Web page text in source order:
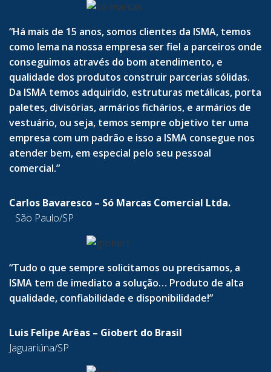
“Há mais de 15 anos, somos clientes da ISMA, temos
como lema na nossa empresa ser fiel a parceiros onde
conseguimos através do bom atendimento, e
qualidade dos produtos construir parcerias sólidas.
Da ISMA temos adquirido, estruturas metálicas, porta
paletes, divisórias, armários fichários, e armários de
vestuário, ou seja, temos sempre objetivo ter uma
empresa com um padrão e isso a ISMA consegue nos
atender bem, em especial pelo seu pessoal
comercial.”
Carlos Bavaresco – Só Marcas Comercial Ltda.
São Paulo/SP
“Tudo o que sempre solicitamos ou precisamos, a
ISMA tem de imediato a solução… Produto de alta
qualidade, confiabilidade e disponibilidade!”
Luis Felipe Arêas – Giobert do Brasil
Jaguariúna/SP